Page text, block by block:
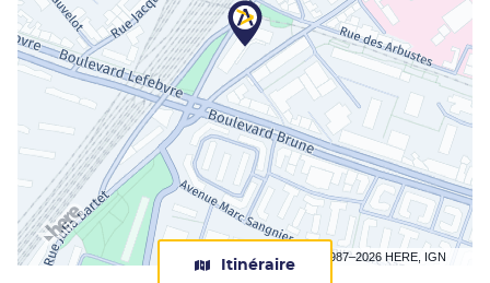
Terms of use © 1987–2026 HERE, IGN
Itinéraire
jusqu'au